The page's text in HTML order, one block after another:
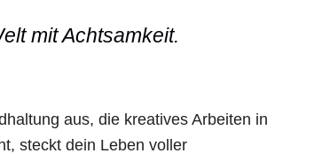
mit Achtsamkeit.
aus, die kreatives Arbeiten in
steckt dein Leben voller